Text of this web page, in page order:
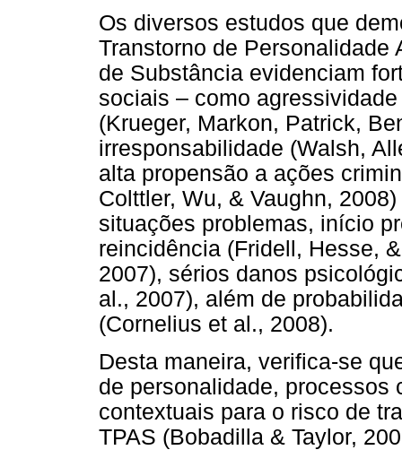
Os diversos estudos que
Transtorno de Personalidade
de Substância evidenciam
sociais – como
(Krueger, Markon, Patrick,
irresponsabilidade (Walsh,
alta propensão a ações
Colttler, Wu, & Vaughn,
situações problemas, início
reincidência (Fridell, Hesse,
2007), sérios danos
al., 2007), além de
(Cornelius et al., 2008).
Desta maneira, verifica-se
de personalidade,
contextuais para o risco de
TPAS (Bobadilla & Taylor,